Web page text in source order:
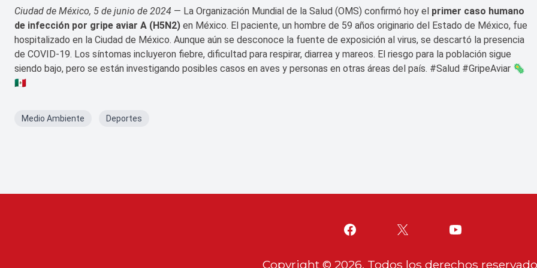
Ciudad de México, 5 de junio de 2024 — La Organización Mundial de la Salud (OMS) confirmó hoy el primer caso humano
de infección por gripe aviar A (H5N2) en México. El paciente, un hombre de 59 años originario del Estado de México, fue
hospitalizado en la Ciudad de México. Aunque aún se desconoce la fuente de exposición al virus, se descartó la presencia
de COVID-19. Los síntomas incluyeron fiebre, dificultad para respirar, diarrea y mareos. El riesgo para la población sigue
siendo bajo, pero se están investigando posibles casos en aves y personas en otras áreas del país. #Salud #GripeAviar 🦠
🇲🇽
Medio Ambiente Deportes
Copyright © 2026. Todos los derechos